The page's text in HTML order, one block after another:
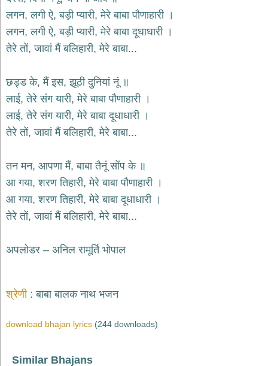
लगन, लगी ऐ, बड़ी प्यारी, मेरे बाबा पौणाहारी ।
लगन, लगी ऐ, बड़ी प्यारी, मेरे बाबा दूधाधारी ।
तेरे तों, जावां मैं बलिहारी, मेरे बाबा...
छड्ड के, मैं इस, झूठी दुनियां नूं ॥
लाई, तेरे संग यारी, मेरे बाबा पौणाहारी ।
लाई, तेरे संग यारी, मेरे बाबा दूधाधारी ।
तेरे तों, जावां मैं बलिहारी, मेरे बाबा...
तन मन, आपणा मैं, बाबा तैनूं सोंप के ॥
आ गया, शरण तिहारी, मेरे बाबा पौणाहारी ।
आ गया, शरण तिहारी, मेरे बाबा दूधाधारी ।
तेरे तों, जावां मैं बलिहारी, मेरे बाबा...
अपलोडर – अनिल रामूर्ति भोपाल
श्रेणी बाबा बालक नाथ भजन
download bhajan lyrics (244 downloads)
Similar Bhajans